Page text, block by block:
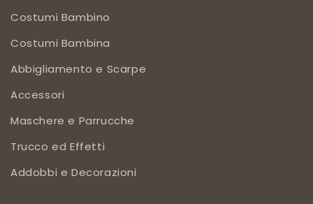
Costumi Bambino
Costumi Bambina
Abbigliamento e Scarpe
Accessori
Maschere e Parrucche
Trucco ed Effetti
Addobbi e Decorazioni